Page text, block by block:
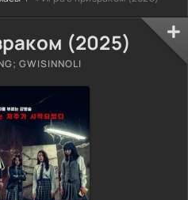
(2025)
GWISINNOLI